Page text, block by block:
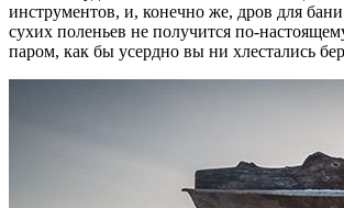
инструментов, и, конечно же, дров для
сухих поленьев не получится по-
паром, как бы усердно вы ни хлестались